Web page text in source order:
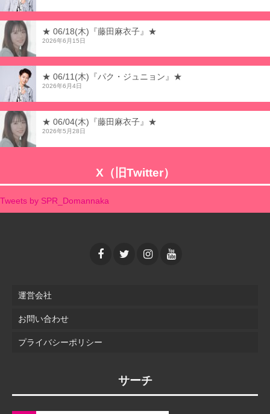
★ 06/18(木)『藤田麻衣子』★
2026年6月15日
★ 06/11(木)『パク・ジュニョン』★
2026年6月4日
★ 06/04(木)『藤田麻衣子』★
2026年5月28日
X（旧Twitter）
Tweets by SPR_Domannaka
運営会社
お問い合わせ
プライバシーポリシー
サーチ